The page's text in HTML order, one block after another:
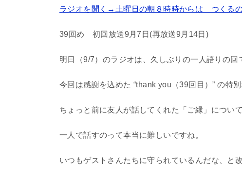
ラジオを聞く→土曜日の朝８時時からは つくる
39回め 初回放送9月7日(再放送9月14日)
明日（9/7）のラジオは、久しぶりの一人語りの回
今回は感謝を込めた “thank you（39回目）” の特別
ちょっと前に友人が話してくれた「ご縁」につい
一人で話すのって本当に難しいですね。
いつもゲストさんたちに守られているんだな、と